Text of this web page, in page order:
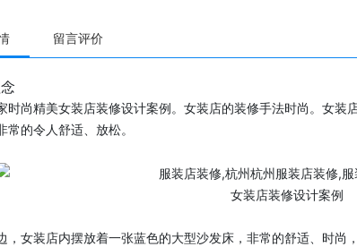
留言评价
时尚精美女装店装修设计案例。女装店的装修手法时尚。女装
常的令人舒适、放松。
女装店装修设计案例
，女装店内摆放着一张蓝色的大型沙发床，非常的舒适、时尚